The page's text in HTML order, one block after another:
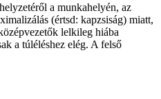
a munkahelyén, az
(értsd: kapzsiság) miatt,
lelkileg hiába
a túléléshez elég. A felső